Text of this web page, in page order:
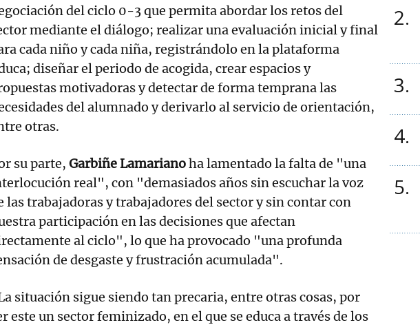
del ciclo 0-3 que permita abordar los retos del
mediante el diálogo; realizar una evaluación inicial y final
cada niño y cada niña, registrándolo en la plataforma
diseñar el periodo de acogida, crear espacios y
motivadoras y detectar de forma temprana las
del alumnado y derivarlo al servicio de orientación,
otras.
su parte, Garbiñe Lamarianoha lamentado la falta de "una
real", con "demasiados años sin escuchar la voz
las trabajadoras y trabajadores del sector y sin contar con
participación en las decisiones que afectan
al ciclo", lo que ha provocado "una profunda
de desgaste y frustración acumulada".
situación sigue siendo tan precaria, entre otras cosas, por
este un sector feminizado, en el que se educa a través de los
2
3
4
5